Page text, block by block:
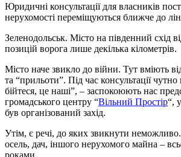
Юридичні консультації для власників
нерухомості переміщуються ближче до
Зеленодольськ. Місто на південний схід
позицій ворога лише декілька кілометрів.
Місто наче звикло до війни. Тут вміють
та “прильоти”. Під час консультації
бійтеся, це наші”, – заспокоюють нас
громадського центру “Вільний Простір“,
був організований захід.
Утім, є речі, до яких звикнути
осель, дач, іншого нерухомого майна –
роками.